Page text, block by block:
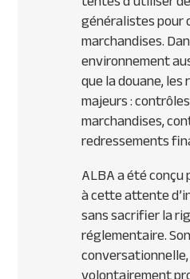
généralistes pour
marchandises.
environnement
que la douane,
majeurs :
marchandises,
redressements
ALBA a été
à cette attente
sans sacrifier la
réglementaire.
conversationnelle,